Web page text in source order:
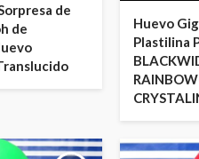
de
de
Huevo
Plastilina